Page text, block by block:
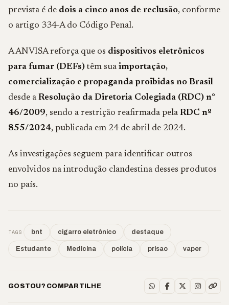
prevista é de dois a cinco anos de reclusão, conforme
o artigo 334-A do Código Penal.
A ANVISA reforça que os dispositivos eletrônicos
para fumar (DEFs) têm sua importação,
comercialização e propaganda proibidas no Brasil
desde a Resolução da Diretoria Colegiada (RDC) n°
46/2009, sendo a restrição reafirmada pela RDC nº
855/2024, publicada em 24 de abril de 2024.
As investigações seguem para identificar outros
envolvidos na introdução clandestina desses produtos
no país.
TAGS bnt cigarro eletrônico destaque
Estudante Medicina polícia prisao vaper
GOSTOU? COMPARTILHE